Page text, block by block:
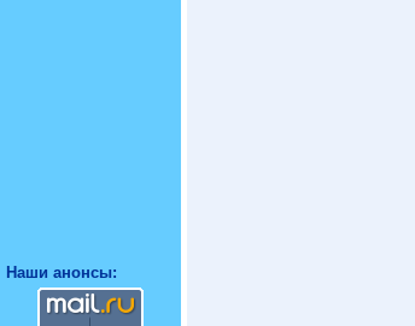
Наши анонсы: